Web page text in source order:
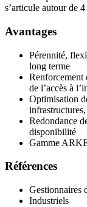
s’articule autour de
Avantages
Pérennité,
long terme
Renforcement
de l’accès à
Optimisation
Redondance
disponibilité
Gamme
Références
Gestionnaires
Industriels